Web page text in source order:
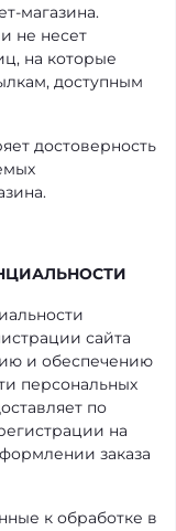
магазина.
не несет
на которые
доступным
достоверность
сайта
и обеспечению
персональных
по
на
заказа
к обработке в